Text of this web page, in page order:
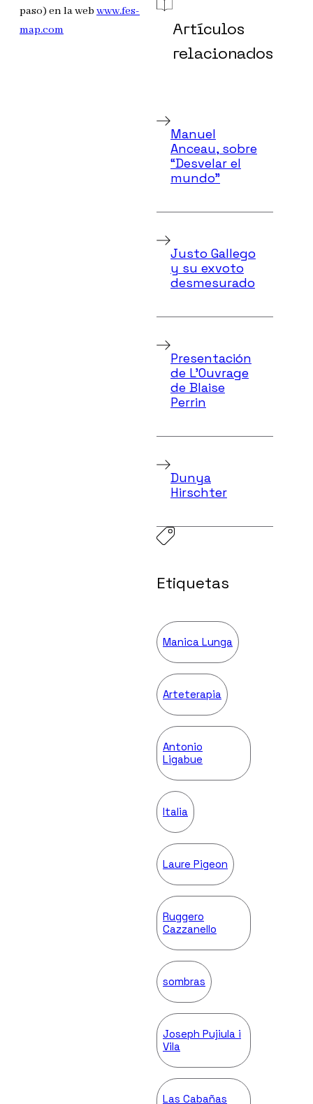
paso) en la web www.fes-
map.com
Artículos
relacionados
Manuel
Anceau, sobre
“Desvelar el
mundo”
Justo Gallego
y su exvoto
desmesurado
Presentación
de L’Ouvrage
de Blaise
Perrin
Dunya
Hirschter
Etiquetas
Manica Lunga
Arteterapia
Antonio
Ligabue
Italia
Laure Pigeon
Ruggero
Cazzanello
sombras
Joseph Pujiula i
Vila
Las Cabañas